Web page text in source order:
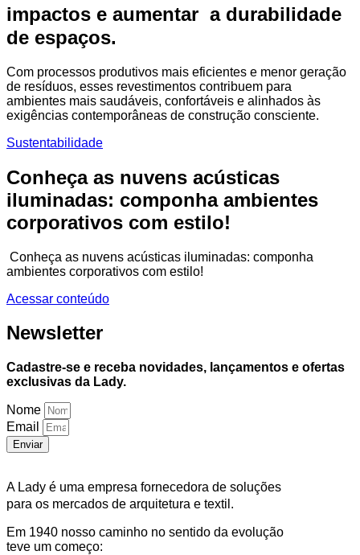
impactos e aumentar a durabilidade
de espaços.
Com processos produtivos mais eficientes e menor geração
de resíduos, esses revestimentos contribuem para
ambientes mais saudáveis, confortáveis e alinhados às
exigências contemporâneas de construção consciente.
Sustentabilidade
Conheça as nuvens acústicas
iluminadas: componha ambientes
corporativos com estilo!
Conheça as nuvens acústicas iluminadas: componha
ambientes corporativos com estilo!
Acessar conteúdo
Newsletter
Cadastre-se e receba novidades, lançamentos e ofertas
exclusivas da Lady.
Nome
Email
Enviar
A Lady é uma empresa fornecedora de soluções
para os mercados de arquitetura e textil.
Em 1940 nosso caminho no sentido da evolução
teve um começo: